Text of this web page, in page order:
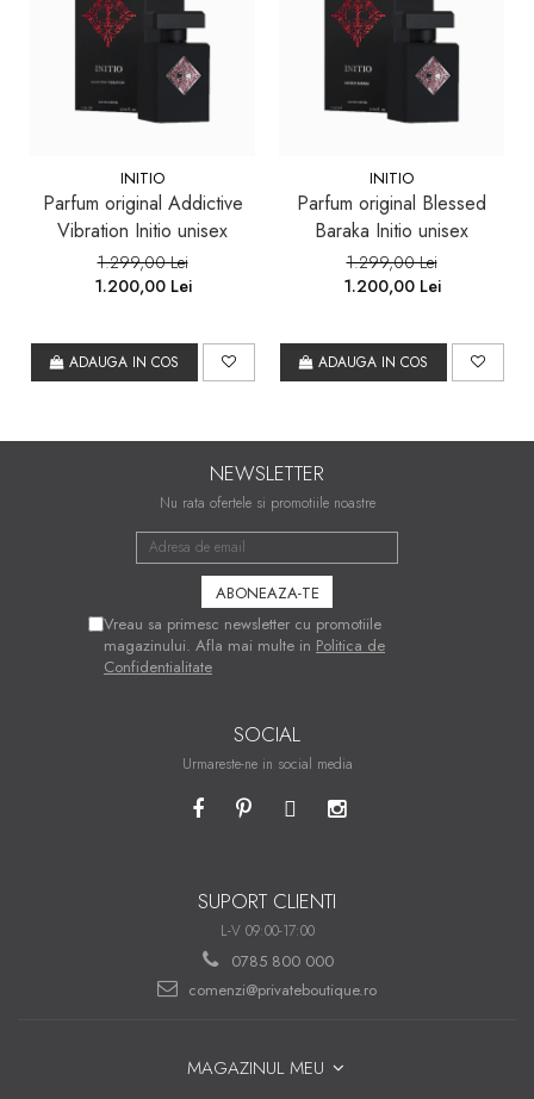
INITIO
Parfum original Addictive
Vibration Initio unisex
1.299,00 Lei
1.200,00 Lei
ADAUGA IN COS
INITIO
Parfum original Blessed
Baraka Initio unisex
1.299,00 Lei
1.200,00 Lei
ADAUGA IN COS
NEWSLETTER
Nu rata ofertele si promotiile noastre
Vreau sa primesc newsletter cu promotiile
magazinului. Afla mai multe in Politica de
Confidentialitate
SOCIAL
Urmareste-ne in social media
SUPORT CLIENTI
L-V 09:00-17:00
0785 800 000
comenzi@privateboutique.ro
MAGAZINUL MEU